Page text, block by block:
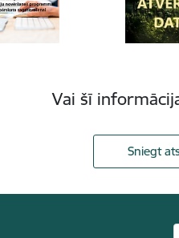
Vai šī
Sniegt